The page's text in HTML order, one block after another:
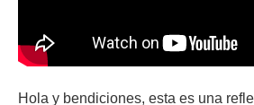
Hola y bendiciones, esta es una